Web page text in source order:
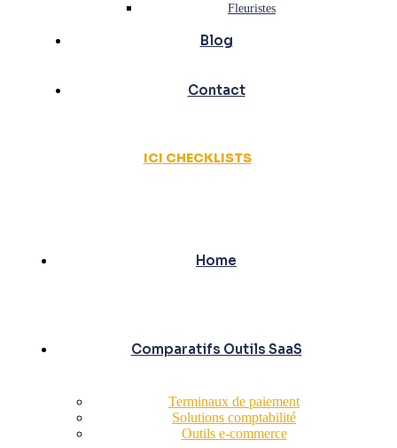
Fleuristes
Blog
Contact
ICI CHECKLISTS
Home
Comparatifs Outils SaaS
Terminaux de paiement
Solutions comptabilité
Outils e-commerce